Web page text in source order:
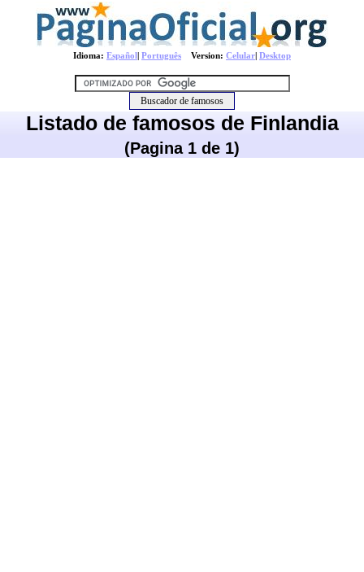
Idioma: Español| Português Version: Celular| Desktop
Listado de famosos de Finlandia
(Pagina 1 de 1)